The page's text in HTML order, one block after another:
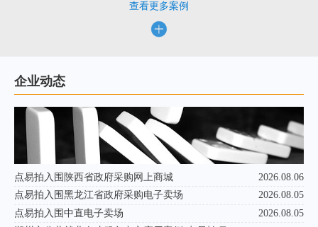
查看更多案例
企业动态
点易拍入围陕西省政府采购网上商城
2026.08.06
点易拍入围黑龙江省政府采购电子卖场
2026.08.05
点易拍入围中直电子卖场
2026.08.05